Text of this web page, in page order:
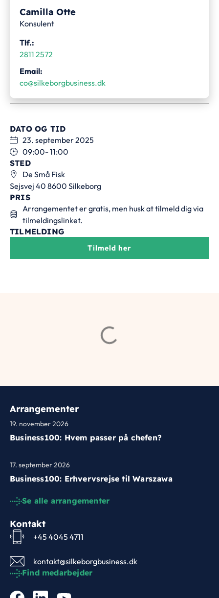
Camilla Otte
Konsulent
Tlf.:
2811 2572
Email:
co@silkeborgbusiness.dk
DATO OG TID
23. september 2025
09:00- 11:00
STED
De Små Fisk
Sejsvej 40 8600 Silkeborg
PRIS
Arrangementet er gratis, men husk at tilmeld dig via
tilmeldingslinket.
TILMELDING
Tilmeld her
Arrangementer
19. november 2026
Business100: Hvem passer på chefen?
17. september 2026
Business100: Erhvervsrejse til Warszawa
Se alle arrangementer
Kontakt
+45 4045 4711
kontakt@silkeborgbusiness.dk
Find medarbejder